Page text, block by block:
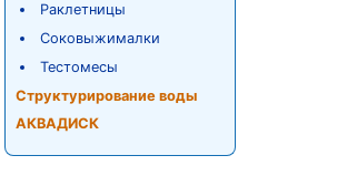
Раклетницы
Соковыжималки
Тестомесы
Структурирование воды
АКВАДИСК